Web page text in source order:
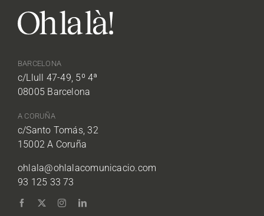
BARCELONA
c/Llull 47-49, 5º 4ª
08005 Barcelona
A CORUÑA
c/Santo Tomás, 32
15002 A Coruña
ohlala@ohlalacomunicacio.com
93 125 33 73